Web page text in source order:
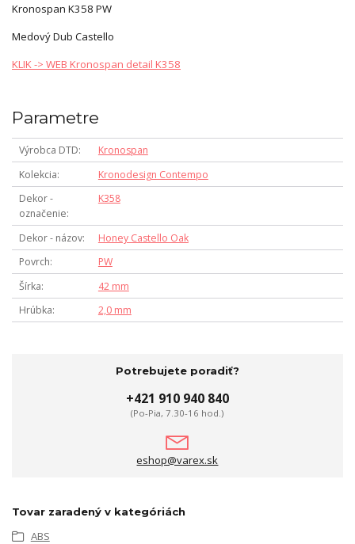
Kronospan K358 PW
Medový Dub Castello
KLIK -> WEB Kronospan detail K358
Parametre
Výrobca DTD
Kronospan
Kolekcia
Kronodesign Contempo
Dekor -
označenie
K358
Dekor - názov
Honey Castello Oak
Povrch
PW
Šírka
42 mm
Hrúbka
2,0 mm
Potrebujete poradiť?
+421 910 940 840
(Po-Pia, 7.30-16 hod.)
eshop@varex.sk
Tovar zaradený v kategóriách
ABS